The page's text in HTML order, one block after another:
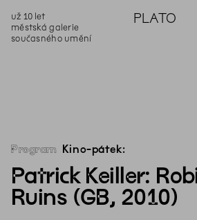
už 10 let
městská galerie
současného umění
PLATO
Program Kino-pátek:
Patrick Keiller:
Ruins (GB, 2010)